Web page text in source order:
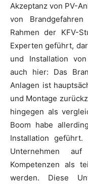
Akzeptanz von PV-
von
Rahmen der KFV-
Experten geführt,
und Installation
auch hier: Das
Anlagen ist
und Montage
hingegen als
Boom habe
Installation
Unternehmen
Kompetenzen als
werden. Diese